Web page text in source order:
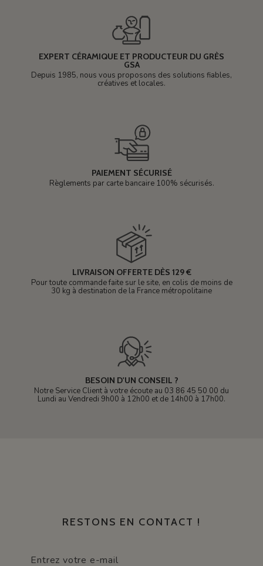
EXPERT CÉRAMIQUE ET PRODUCTEUR DU GRÈS
GSA
Depuis 1985, nous vous proposons des solutions fiables,
créatives et locales.
PAIEMENT SÉCURISÉ
Règlements par carte bancaire 100% sécurisés.
LIVRAISON OFFERTE DÈS 129 €
Pour toute commande faite sur le site, en colis de moins de
30 kg à destination de la France métropolitaine
BESOIN D'UN CONSEIL ?
Notre Service Client à votre écoute au 03 86 45 50 00 du
Lundi au Vendredi 9h00 à 12h00 et de 14h00 à 17h00.
RESTONS EN CONTACT !